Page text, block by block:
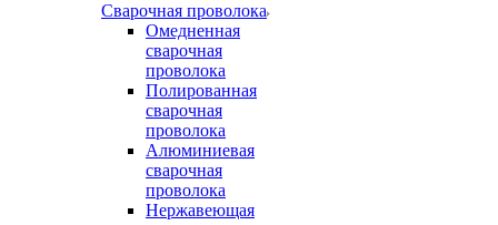
Сварочная проволока
Омедненная
сварочная
проволока
Полированная
сварочная
проволока
Алюминиевая
сварочная
проволока
Нержавеющая